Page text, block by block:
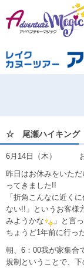
☆ 尾瀬ハイキン
6月14日（木） お
昨日はお休みをいた
ってきました!!
「折角こんなに近く
ない!!」というお客様
みようかな
」と言
ちょうど1年前に行っ
朝、6：00我が家集合
規制ということで、